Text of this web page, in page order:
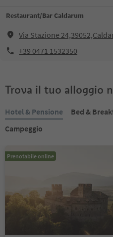
Restaurant/Bar Caldarum
Via Stazione
+39 0471 1532350
Trova il tuo alloggio
Hotel & Pensione Bed &
Campeggio
Prenotabile online